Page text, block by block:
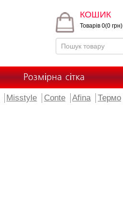
КОШИК
Товарів 0(0 грн)
Розмірна сітка
Misstyle Conte Afina Термо